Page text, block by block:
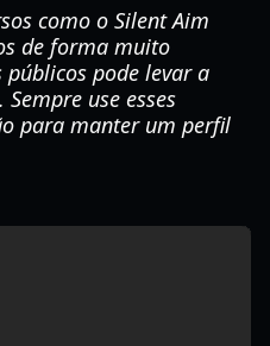
como o Silent Aim
de forma muito
públicos pode levar a
use esses
para manter um perfil